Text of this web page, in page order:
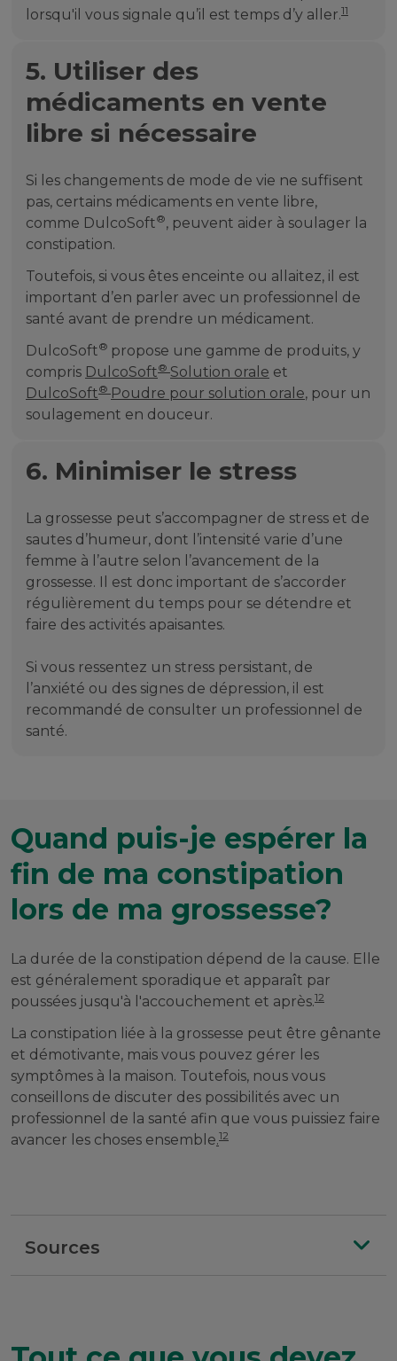
lorsqu'il vous signale qu’il est temps d’y aller.11
5. Utiliser des
médicaments en vente
libre si nécessaire
Si les changements de mode de vie ne suffisent
pas, certains médicaments en vente libre,
comme DulcoSoft®, peuvent aider à soulager la
constipation.
Toutefois, si vous êtes enceinte ou allaitez, il est
important d’en parler avec un professionnel de
santé avant de prendre un médicament.
DulcoSoft® propose une gamme de produits, y
compris DulcoSoft® Solution orale et
DulcoSoft® Poudre pour solution orale, pour un
soulagement en douceur.
6. Minimiser le stress
La grossesse peut s’accompagner de stress et de
sautes d’humeur, dont l’intensité varie d’une
femme à l’autre selon l’avancement de la
grossesse. Il est donc important de s’accorder
régulièrement du temps pour se détendre et
faire des activités apaisantes.
Si vous ressentez un stress persistant, de
l’anxiété ou des signes de dépression, il est
recommandé de consulter un professionnel de
santé.
Quand puis-je espérer la
fin de ma constipation
lors de ma grossesse?
La durée de la constipation dépend de la cause. Elle
est généralement sporadique et apparaît par
poussées jusqu'à l'accouchement et après.12
La constipation liée à la grossesse peut être gênante
et démotivante, mais vous pouvez gérer les
symptômes à la maison. Toutefois, nous vous
conseillons de discuter des possibilités avec un
professionnel de la santé afin que vous puissiez faire
avancer les choses ensemble.12
Sources